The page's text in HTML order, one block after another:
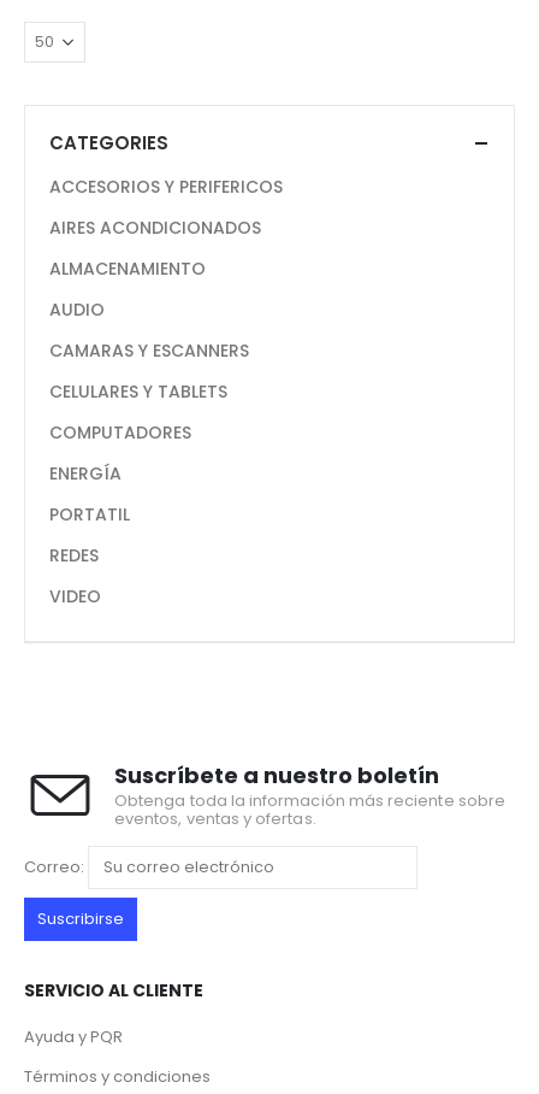
CATEGORIES
ACCESORIOS Y PERIFERICOS
AIRES ACONDICIONADOS
ALMACENAMIENTO
AUDIO
CAMARAS Y ESCANNERS
CELULARES Y TABLETS
COMPUTADORES
ENERGÍA
PORTATIL
REDES
VIDEO
Suscríbete a nuestro boletín
Obtenga toda la información más reciente sobre
eventos, ventas y ofertas.
Correo:
SERVICIO AL CLIENTE
Ayuda y PQR
Términos y condiciones